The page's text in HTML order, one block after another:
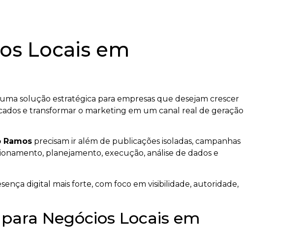
Locais em
solução estratégica para empresas que desejam crescer
e transformar o marketing em um canal real de geração
Ramos precisam ir além de publicações isoladas, campanhas
planejamento, execução, análise de dados e
digital mais forte, com foco em visibilidade, autoridade,
Negócios Locais em